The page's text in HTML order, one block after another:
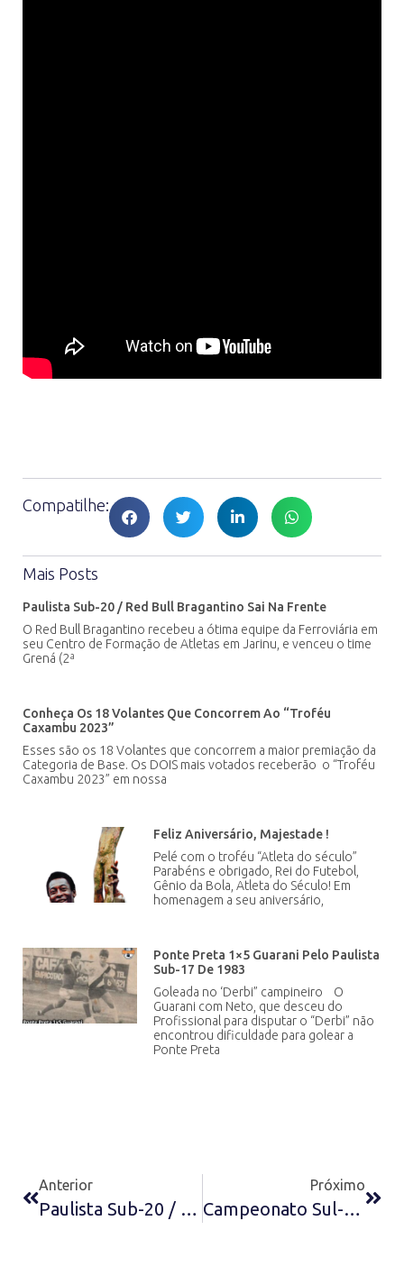
Compatilhe:
Mais Posts
Paulista Sub-20 / Red Bull Bragantino Sai Na Frente
O Red Bull Bragantino recebeu a ótima equipe da Ferroviária em
seu Centro de Formação de Atletas em Jarinu, e venceu o time
Grená (2ª
Conheça Os 18 Volantes Que Concorrem Ao “Troféu
Caxambu 2023”
Esses são os 18 Volantes que concorrem a maior premiação da
Categoria de Base. Os DOIS mais votados receberão o “Troféu
Caxambu 2023” em nossa
Feliz Aniversário, Majestade !
Pelé com o troféu “Atleta do século”
Parabéns e obrigado, Rei do Futebol,
Gênio da Bola, Atleta do Século! Em
homenagem a seu aniversário,
Ponte Preta 1×5 Guarani Pelo Paulista
Sub-17 De 1983
Goleada no ‘Derbi” campineiro O
Guarani com Neto, que desceu do
Profissional para disputar o “Derbi” não
encontrou dificuldade para golear a
Ponte Preta
Anterior
Paulista Sub-20 / 1ª Jogo Da Semifinal São Paulo 1×4 Corinthians
Próximo
Campeonato Sul-Americano Sub-20 De 2009 – Walter O Artilheiro